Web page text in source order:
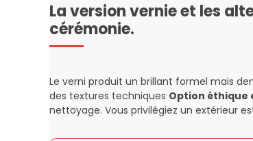
La version vernie et les
cérémonie.
Le verni produit un brillant formel mais
des textures techniques Option
nettoyage. Vous privilégiez un extérieur